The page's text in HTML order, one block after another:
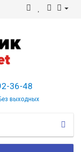
36-48
выходных